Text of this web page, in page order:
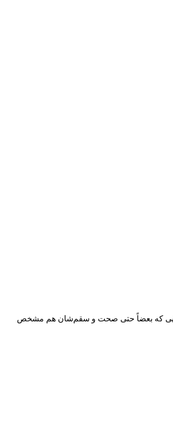
که بعضاً حتی صحت و سقم‌شان هم مشخص